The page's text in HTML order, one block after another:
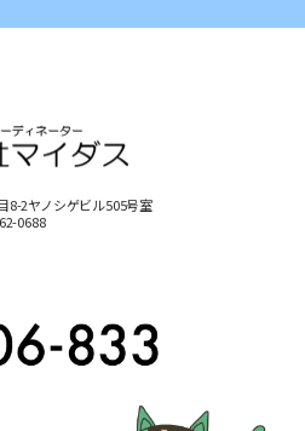
8-2ヤノシゲビル505号室
0688